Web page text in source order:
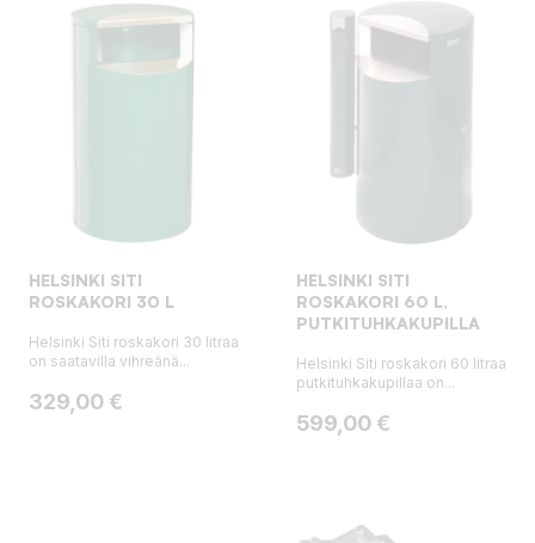
HELSINKI SITI
ROSKAKORI 30 L
Helsinki Siti roskakori 30 litraa
on saatavilla vihreänä...
Hinta
329,00 €
HELSINKI SITI
ROSKAKORI 60 L,
PUTKITUHKAKUPILLA
Helsinki Siti roskakori 60 litraa
putkituhkakupillaa on...
Hinta
599,00 €